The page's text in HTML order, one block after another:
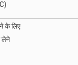
के लिए
लेने